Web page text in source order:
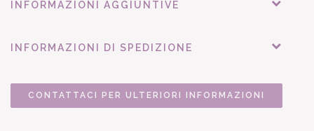
INFORMAZIONI AGGIUNTIVE
INFORMAZIONI DI SPEDIZIONE
CONTATTACI PER ULTERIORI INFORMAZIONI